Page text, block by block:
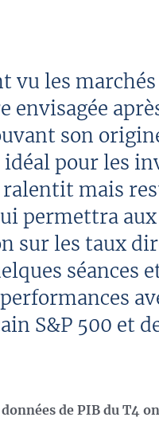
vu les
envisagée
son
pour les
mais
permettra aux
sur les taux
séances
S&P 500 et
de PIB du T4